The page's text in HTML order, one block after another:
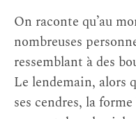
On raconte qu’au
nombreuses
ressemblant à des
Le lendemain, alors
ses cendres, la